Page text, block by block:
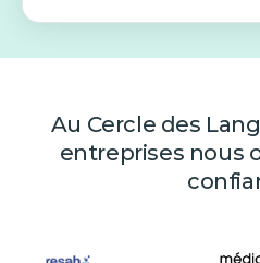
Au Cercle des
entreprises nous